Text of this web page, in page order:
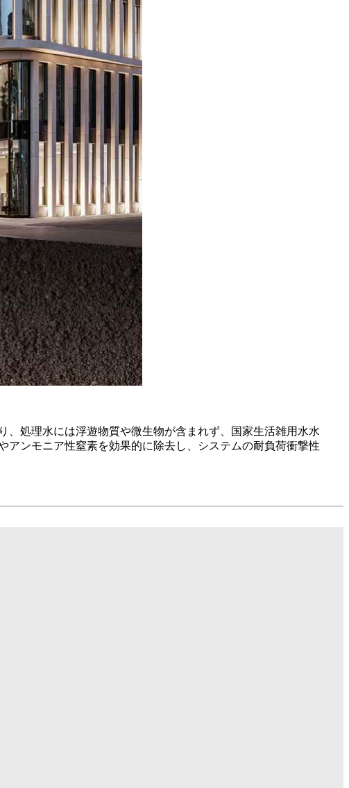
処理水には浮遊物質や微生物が含まれず、国家生活雑用水水
ンモニア性窒素を効果的に除去し、システムの耐負荷衝撃性